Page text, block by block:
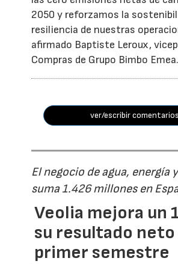
2050 y reforzamos la
resiliencia de nuestras
afirmado Baptiste Leroux,
Compras de Grupo Bimbo Emea.
ver/escribir comentarios
El negocio de agua, energía
suma 1.426 millones en
Veolia mejora un
su resultado neto
primer semestre